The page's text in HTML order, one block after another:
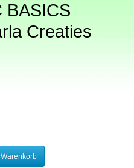
BASICS
Creaties